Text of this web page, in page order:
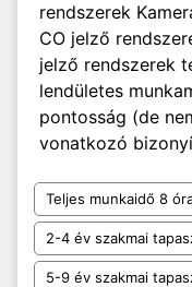
rendszerek
CO jelző
jelző rendszerek
lendületes
pontosság (de
vonatkozó
Teljes munkaidő 8
2-4 év szakmai
5-9 év szakmai